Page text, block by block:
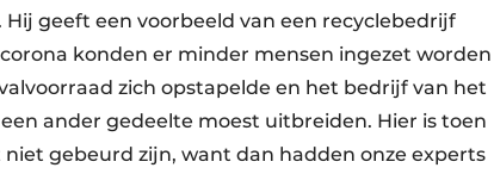
geeft een voorbeeld van een recyclebedrijf
konden er minder mensen ingezet worden
zich opstapelde en het bedrijf van het
ander gedeelte moest uitbreiden. Hier is toen
gebeurd zijn, want dan hadden onze experts